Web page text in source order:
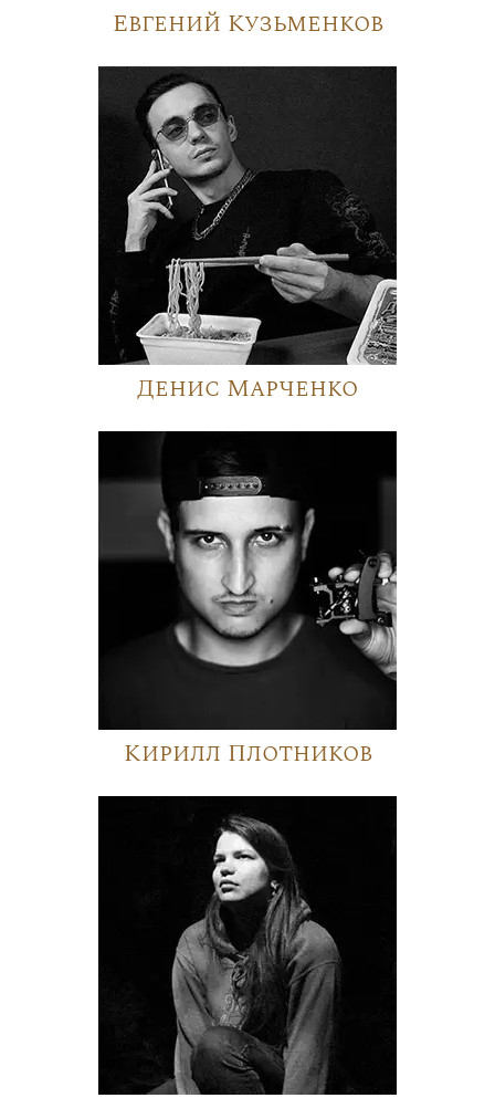
Евгений Кузьменков
Денис Марченко
Кирилл Плотников